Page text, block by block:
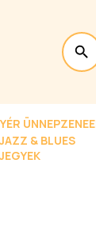
ÜNNEP
JAZZ & BLUES
JEGYEK